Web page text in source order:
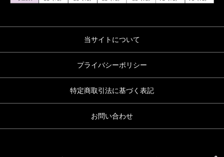
当サイトについて
プライバシーポリシー
特定商取引法に基づく表記
お問い合わせ